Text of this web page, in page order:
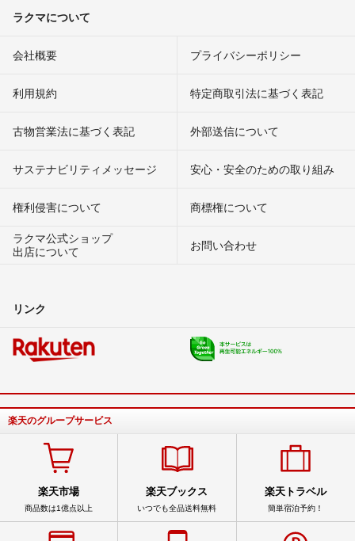
ラクマについて
会社概要 プライバシーポリシー
利用規約 特定商取引法に基づく表記
古物営業法に基づく表記 外部送信について
サステナビリティメッセージ 安心・安全のための取り組み
権利侵害について
商標権について
ラクマ公式ショップ
出店について
お問い合わせ
リンク
楽天のグループサービス
楽天市場
商品数は1億点以上
楽天ブックス
いつでも全品送料無料
楽天トラベル
簡単宿泊予約！